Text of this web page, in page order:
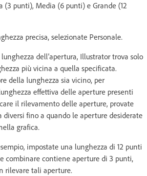
(3 punti), Media (6 punti) e Grande (12
precisa, selezionate Personale.
dell’apertura, Illustrator trova solo
più vicina a quella specificata.
della lunghezza sia vicino, per
effettiva delle aperture presenti
il rilevamento delle aperture, provate
diversi fino a quando le aperture desiderate
grafica.
impostate una lunghezza di 12 punti
combinare contiene aperture di 3 punti,
rilevare tali aperture.